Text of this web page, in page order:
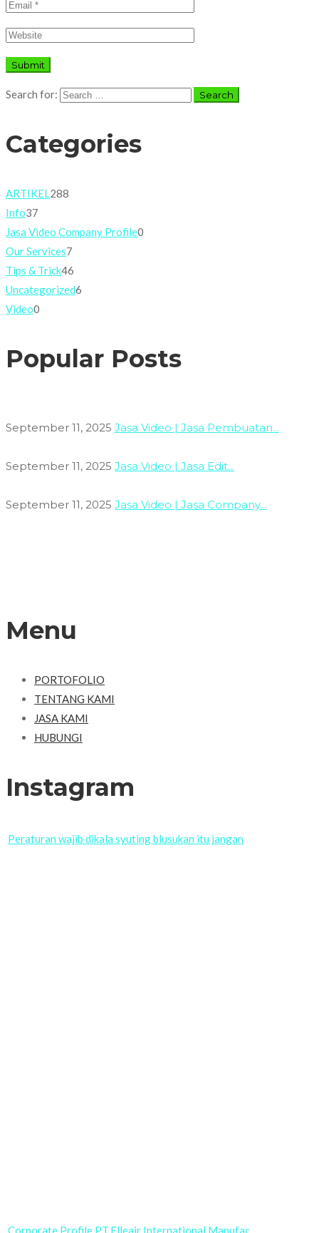
Search for:
Categories
ARTIKEL288
Info37
Jasa Video Company Profile0
Our Services7
Tips & Trick46
Uncategorized6
Video0
Popular Posts
September 11, 2025 Jasa Video | Jasa Pembuatan...
September 11, 2025 Jasa Video | Jasa Edit...
September 11, 2025 Jasa Video | Jasa Company...
Menu
PORTOFOLIO
TENTANG KAMI
JASA KAMI
HUBUNGI
Instagram
Peraturan wajib dikala syuting blusukan itu jangan
Corporate Profile PT.Elleair International Manufac